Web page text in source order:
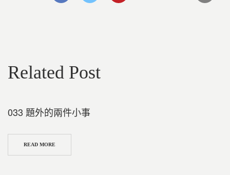
Related Post
033 題外的兩件小事
READ MORE